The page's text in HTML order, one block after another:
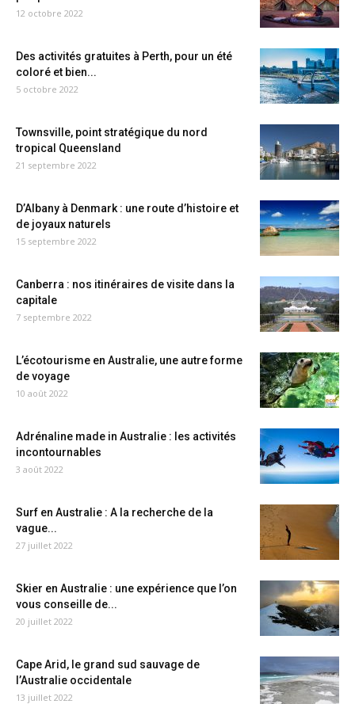
12 octobre 2022
Des activités gratuites à Perth, pour un été
coloré et bien...
5 octobre 2022
Townsville, point stratégique du nord
tropical Queensland
21 septembre 2022
D’Albany à Denmark : une route d’histoire et
de joyaux naturels
15 septembre 2022
Canberra : nos itinéraires de visite dans la
capitale
7 septembre 2022
L’écotourisme en Australie, une autre forme
de voyage
10 août 2022
Adrénaline made in Australie : les activités
incontournables
3 août 2022
Surf en Australie : A la recherche de la
vague...
27 juillet 2022
Skier en Australie : une expérience que l’on
vous conseille de...
20 juillet 2022
Cape Arid, le grand sud sauvage de
l’Australie occidentale
13 juillet 2022